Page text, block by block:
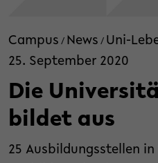
Campus / News / Uni-
25. September 2020
Die
bildet aus
25 Ausbildungsstellen in